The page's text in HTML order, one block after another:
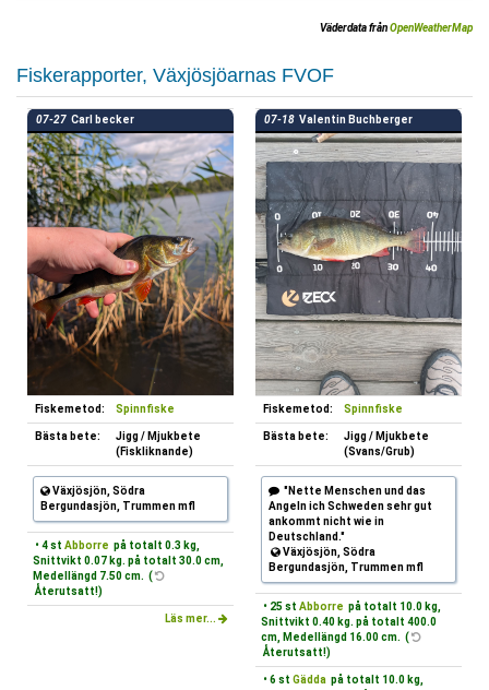
Väderdata frånOpenWeatherMap
Fiskerapporter, Växjösjöarnas FVOF
07-27 Carl becker
Fiskemetod: Spinnfiske
Bästa bete:
Jigg / Mjukbete
(Fiskliknande)
Växjösjön, Södra
Bergundasjön, Trummen mfl
• 4 st Abborre på totalt 0.3 kg,
Snittvikt 0.07 kg. på totalt 30.0 cm,
Medellängd 7.50 cm. (
Återutsatt!)
Läs mer...
07-18 Valentin Buchberger
Fiskemetod: Spinnfiske
Bästa bete:
Jigg / Mjukbete
(Svans/Grub)
"Nette Menschen und das
Angeln ich Schweden sehr gut
ankommt nicht wie in
Deutschland."
Växjösjön, Södra
Bergundasjön, Trummen mfl
• 25 st Abborre på totalt 10.0 kg,
Snittvikt 0.40 kg. på totalt 400.0
cm, Medellängd 16.00 cm. (
Återutsatt!)
• 6 st Gädda på totalt 10.0 kg,